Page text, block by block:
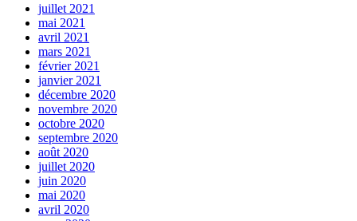
juillet 2021
mai 2021
avril 2021
mars 2021
février 2021
janvier 2021
décembre 2020
novembre 2020
octobre 2020
septembre 2020
août 2020
juillet 2020
juin 2020
mai 2020
avril 2020